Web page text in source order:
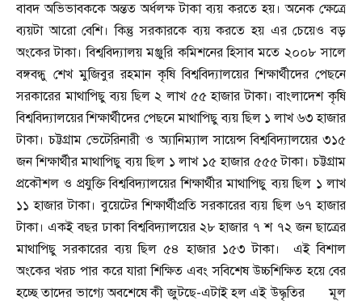
বাবদ অভিভাবককে অন্তত অর্ধলক্ষ টাকা ব্যয় করতে হয়। অনেক ক্ষেত্রে
ব্যয়টা আরো বেশি। কিন্তু সরকারকে ব্যয় করতে হয় এর চেয়েও বড়
অংকের টাকা। বিশ্ববিদ্যালয় মঞ্জুরি কমিশনের হিসাব মতে ২০০৮ সালে
বঙ্গবন্ধু শেখ মুজিবুর রহমান কৃষি বিশ্ববিদ্যালয়ের শিক্ষার্থীদের পেছনে
সরকারের মাথাপিছু ব্যয় ছিল ২ লাখ ৫৫ হাজার টাকা। বাংলাদেশ কৃষি
বিশ্ববিদ্যালয়ের শিক্ষার্থীদের পেছনে মাথাপিছু ব্যয় ছিল ১ লাখ ৬৩ হাজার
টাকা। চট্টগ্রাম ভেটেরিনারী ও অ্যানিম্যাল সায়েন্স বিশ্ববিদ্যালয়ের ৩১৫
জন শিক্ষার্থীর মাথাপিছু ব্যয় ছিল ১ লাখ ১৫ হাজার ৫৫৫ টাকা। চট্টগ্রাম
প্রকৌশল ও প্রযুক্তি বিশ্ববিদ্যালয়ের শিক্ষার্থীর মাথাপিছু ব্যয় ছিল ১ লাখ
১১ হাজার টাকা। বুয়েটের শিক্ষার্থীপ্রতি সরকারের ব্যয় ছিল ৬৭ হাজার
টাকা। একই বছর ঢাকা বিশ্ববিদ্যালয়ের ২৮ হাজার ৭ শ ৭২ জন ছাত্রের
মাথাপিছু সরকারের ব্যয় ছিল ৫৪ হাজার ১৫৩ টাকা।
এই বিশাল
অংকের খরচ পার করে যারা শিক্ষিত এবং সবিশেষ উচ্চশিক্ষিত হয়ে বের
হচ্ছে তাদের ভাগ্যে অবশেষে কী জুটছে-এটাই হল এই উদ্ধৃতির
মূল